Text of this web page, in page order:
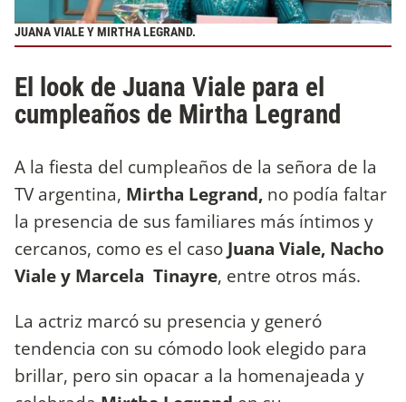
JUANA VIALE Y MIRTHA LEGRAND.
El look de Juana Viale para el
cumpleaños de Mirtha Legrand
A la fiesta del cumpleaños de la señora de la
TV argentina, Mirtha Legrand, no podía faltar
la presencia de sus familiares más íntimos y
cercanos, como es el caso Juana Viale, Nacho
Viale y Marcela Tinayre, entre otros más.
La actriz marcó su presencia y generó
tendencia con su cómodo look elegido para
brillar, pero sin opacar a la homenajeada y